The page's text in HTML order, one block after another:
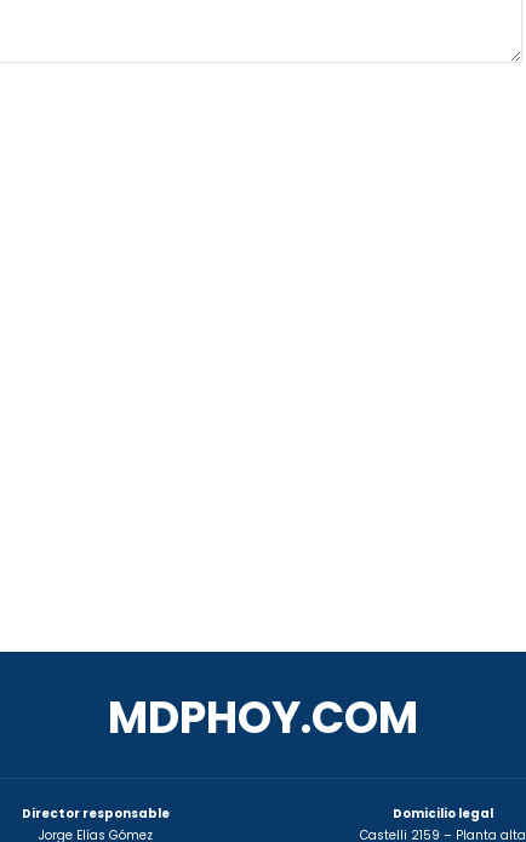
MDPHOY.COM
Director responsable
Jorge Elías Gómez
Domicilio legal
Castelli 2159 – Planta alta